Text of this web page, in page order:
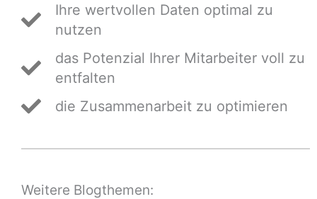
Ihre wertvollen Daten optimal zu
nutzen
das Potenzial Ihrer Mitarbeiter voll zu
entfalten
die Zusammenarbeit zu optimieren
Weitere Blogthemen: